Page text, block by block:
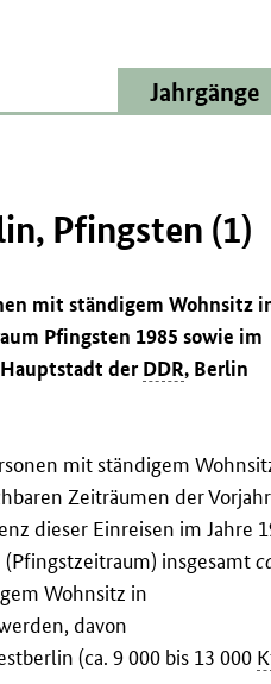
Jahrgänge
Pfingsten (1)
mit ständigem Wohnsitz
Pfingsten 1985 sowie im
derDDR, Berlin
mit ständigem
Zeiträumen der
dieser Einreisen im Jahre
(Pfingstzeitraum) insgesamt
Wohnsitz in
davon
(ca. 9 000 bis 13 000